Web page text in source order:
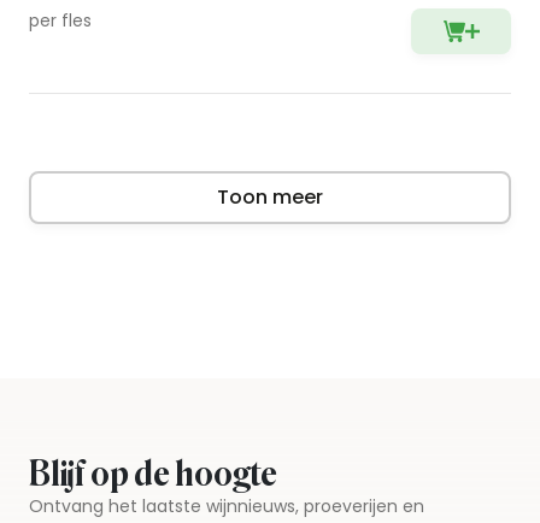
per fles
Toon meer
Blijf op de hoogte
Ontvang het laatste wijnnieuws, proeverijen en